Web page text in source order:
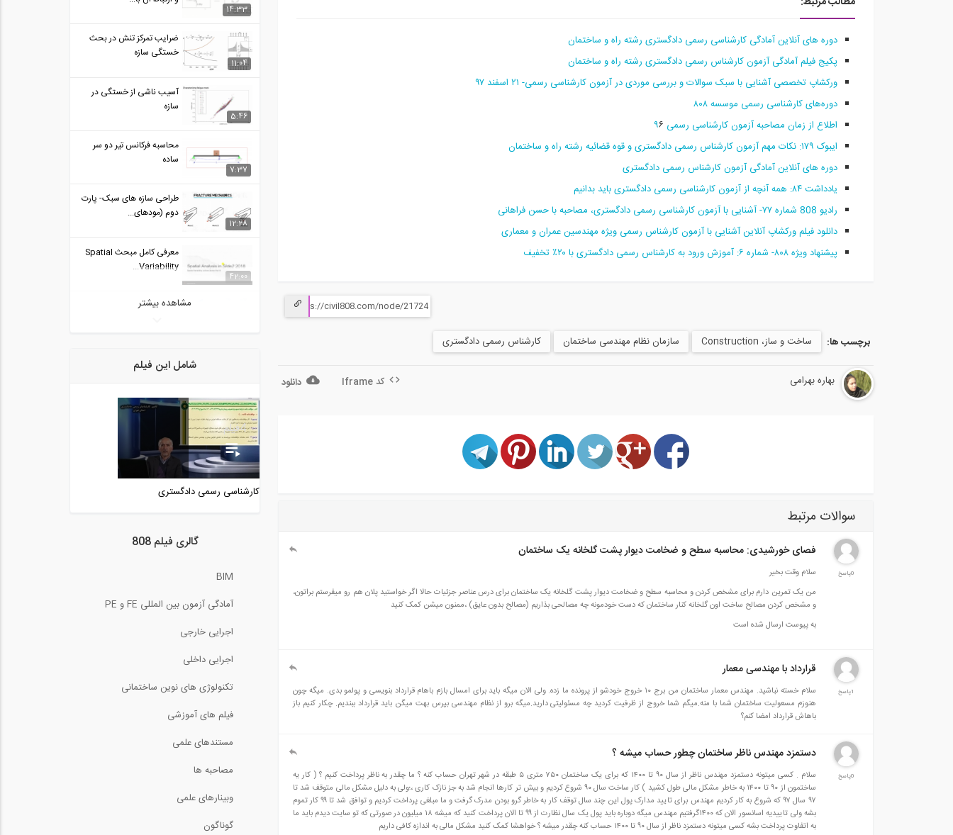
دوره های آنلاین آمادگی کارشناسی رسمی دادگستری رشته راه و ساختمان
پکیج فیلم آمادگی آزمون کارشناس رسمی دادگستری رشته راه و ساختمان
ورکشاپ تخصصی آشنایی با سبک سوالات و بررسی موردی در آزمون کارشناسی رسمی- ۲۱ اسفند ۹۷
دوره‌های کارشناسی رسمی موسسه ۸۰۸
اطلاع از زمان مصاحبه آزمون کارشناسی رسمی ۹ ۶
ایبوک ۱۷۹: نکات مهم آزمون کارشناس رسمی دادگستری و قوه قضائیه رشته راه و ساختمان
دوره های آنلاین آمادگی آزمون کارشناس رسمی دادگستری
یادداشت ۸۴: همه آنچه از آزمون کارشناسی رسمی دادگستری باید بدانیم
رادیو 808 شماره ۷۷- آشنایی با آزمون کارشناسی رسمی دادگستری، مصاحبه با حسن فراهانی
دانلود فیلم ورکشاپ آنلاین آشنایی با آزمون کارشناس رسمی ویژه مهندسین عمران و معماری
پیشنهاد ویژه ۸۰۸- شماره ۶: آموزش ورود به کارشناس رسمی دادگستری با ۲۰٪ تخفیف
برچسب ها: ساخت و ساز، Construction سازمان نظام مهندسی ساختمان کارشناس رسمی دادگستری
دانلود بهاره بهرامی کد Iframe
سوالات مرتبط
0پاسخ
فصای خورشیدی: محاسبه سطح و ضخامت دیوار پشت گلخانه یک ساختمان
سلام وقت بخیر
من یک تمرین دارم برای مشخص کردن و محاسبه سطح و ضخامت دیوار پشت گلخانه یک ساختمان برای درس عناصر جزئیات حالا اگر خواستید پلان هم رو میفرستم براتون،
و مشخص کردن مصالح ساخت اون گلخانه کنار ساختمان که دست خودمونه چه مصالحی بذاریم (مصالح بدون عایق) ،ممنون میشن کمک کنید
به پیوست ارسال شده است
1پاسخ
قرارداد با مهندسی معمار
سلام خسته نباشید. مهندس معمار ساختمان من برج ۱۰ خروج خودشو از پرونده ما زده. ولی الان میگه باید برای امسال بازم باهام قرارداد بنویسی و پولمو بدی. میگه چون
هنوزم مسعولیت ساختمان شما با منه.میگم شما خروج از ظرفیت کردید چه مسئولیتی دارید.میگه برو از نظام مهندسی بپرس بهت میگن باید قرارداد ببندیم. چکار کنیم باز
باهاش قرارداد امضا کنم؟
0پاسخ
دستمزد مهندس ناظر ساختمان چطور حساب میشه ؟
سلام . کسی میتونه دستمزد مهندس ناظر از سال ۹۰ تا ۱۴۰۰ که برای یک ساختمان ۷۵۰ متری ۵ طبقه در شهر تهران حساب کنه ؟ ما چقدر به ناظر پرداخت کنیم ؟ ( کار یه
ساختمون از ۹۰ تا ۱۴۰۰ به خاطر مشکل مالی طول کشید ) کار ساخت سال ۹۰ شروع کردیم و بیش تر کارها انجام شد به جز نازک کاری ،؛ولی به دلیل مشکل مالی متوقف شد تا
۹۷ سال ۹۷ که شروع به کار کردیم مهندس برای تایید مدارک پول این چند سال توقف کار به خاطر گرو بودن مدرک گرفت و ما مبلغی پرداخت کردیم و توافق شد تا ۹۹ کار تموم
بشه ولی تاییدیه اسانسور الان که ۱۴۰۰گرفتیم مهندس میگه دوباره باید پول یک سال نظارت از ۹۹ تا الان پرداخت کنید که میشه ۱۸ میلیون در صورتی که تو سایت دیدم باید ما
به اتفاوت پرداخت بشه کسی میتونه دستمزد ناظر از سال ۹۰ تا ۱۴۰۰ حساب کنه چقدر میشه ؟ خواهشا کمک کنید مشکل مالی به اندازه کافی داریم
14:33
11:04
ضرایب تمرکز تنش در بحث
خستگی سازه
5:46
آسیب ناشی از خستگی در
سازه
7:37
محاسبه فركانس تير دو سر
ساده
12:28
طراحی سازه های سبک- پارت
دوم (مودهای...
42:00
معرفی کامل مبحث Spatial
Variability...
BIM به FM- چالش ها
وبینار اتودسک در مورد هوش
مصنوعی در...
0:49
مدل سازی رزونانس در
10:54
تحلیل سازه- نامعین
استاتیکی
طراحی و تحلیل...
129:17
مدیریت آب در فونداسیون
افزار ETABS
مشاهده بیشتر
شامل این فیلم
کارشناسی رسمی دادگستری
4فیلم
گالری فیلم 808
BIM
آمادگی آزمون بین المللی FE و PE
اجرایی خارجی
اجرایی داخلی
تکنولوژی های نوین ساختمانی
فیلم های آموزشی
مستندهای علمی
مصاحبه ها
وبینارهای علمی
گوناگون